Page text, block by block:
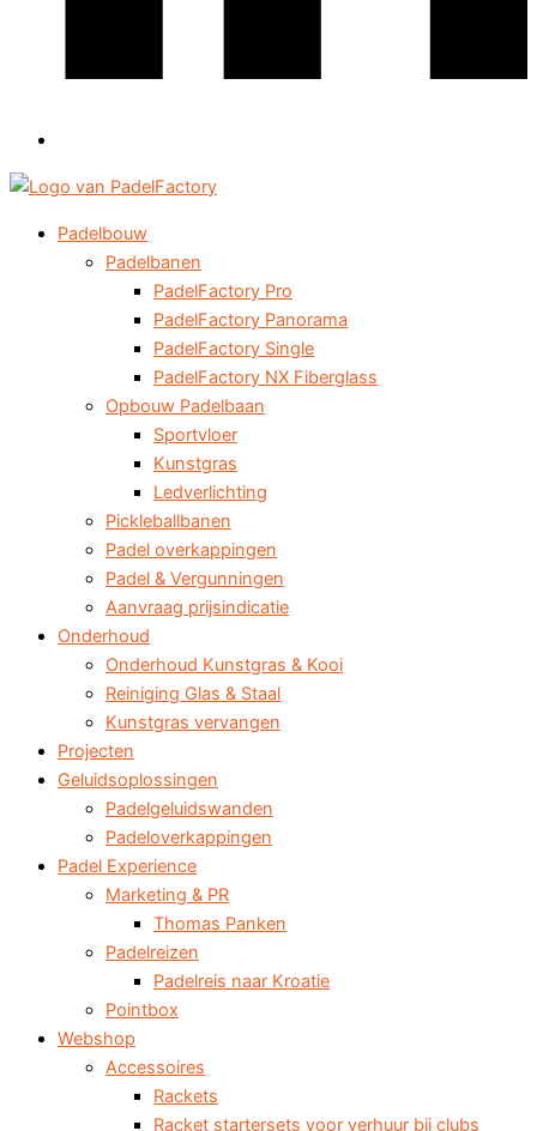
Padelbouw
Padelbanen
PadelFactory Pro
PadelFactory Panorama
PadelFactory Single
PadelFactory NX Fiberglass
Opbouw Padelbaan
Sportvloer
Kunstgras
Ledverlichting
Pickleballbanen
Padel overkappingen
Padel & Vergunningen
Aanvraag prijsindicatie
Onderhoud
Onderhoud Kunstgras & Kooi
Reiniging Glas & Staal
Kunstgras vervangen
Projecten
Geluidsoplossingen
Padelgeluidswanden
Padeloverkappingen
Padel Experience
Marketing & PR
Thomas Panken
Padelreizen
Padelreis naar Kroatie
Pointbox
Webshop
Accessoires
Rackets
Racket startersets voor verhuur bij clubs